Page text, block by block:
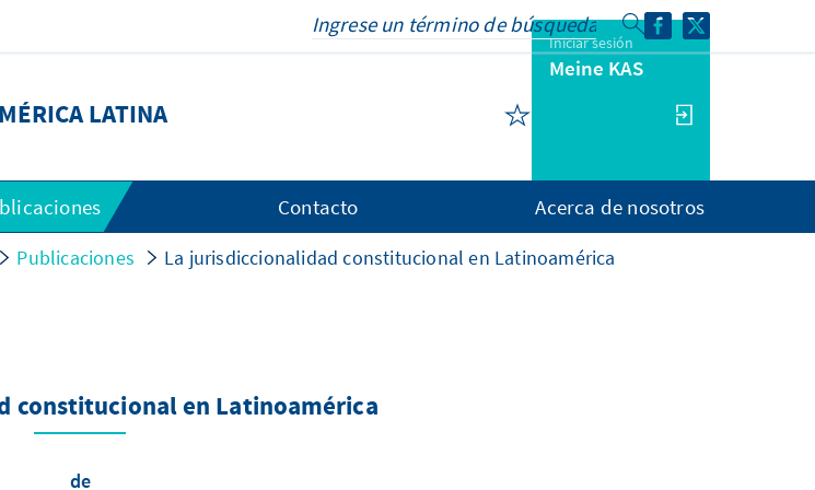
LATINA
Iniciar sesión
Meine KAS
Contacto Acerca de nosotros
Publicaciones La jurisdiccionalidad constitucional en Latinoamérica
constitucional en Latinoamérica
de